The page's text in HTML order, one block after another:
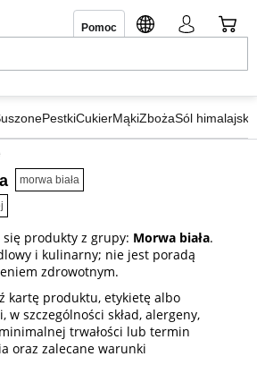
Pomoc
PestkiCukierMąkiZbożaSól himalajska
morwa biała
produkty z grupy: Morwa biała.
i kulinarny; nie jest poradą
zdrowotnym.
kartę produktu, etykietę albo
szczególności skład, alergeny,
trwałości lub termin
oraz zalecane warunki